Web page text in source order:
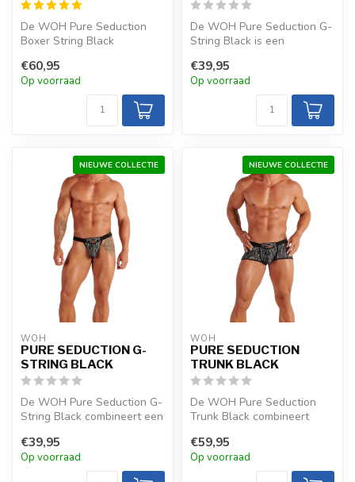
De WOH Pure Seduction
Boxer String Black
met een goudkl...
€60,95
Op voorraad
De WOH Pure Seduction G-
String Black is een
met metall...
€39,95
Op voorraad
NIEUWE COLLECTIE
WOH
PURE SEDUCTION G-
STRING BLACK
De WOH Pure Seduction G-
String Black combineert een
goudkleurig...
€39,95
Op voorraad
NIEUWE COLLECTIE
WOH
PURE SEDUCTION
TRUNK BLACK
De WOH Pure Seduction
Trunk Black combineert
kant en t...
€59,95
Op voorraad